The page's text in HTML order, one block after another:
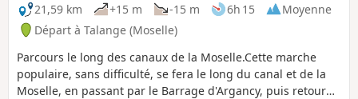
21,59 km
+15 m -15 m 6h 15
Moyenne
Départ à Talange (Moselle)
Parcours le long des canaux de la Moselle.Cette marche
populaire, sans difficulté, se fera le long du canal et de la
Moselle, en passant par le Barrage d'Argancy, puis retour